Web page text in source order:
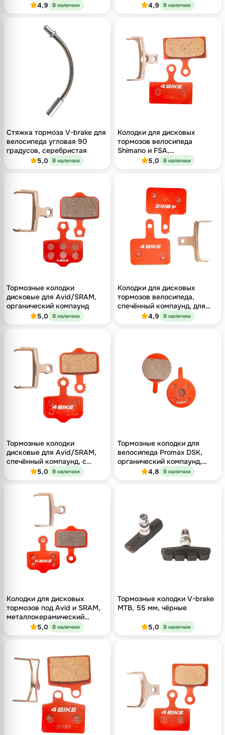
4,9 В наличии 4,9 В наличии
Стяжка тормоза V-brake для
велосипеда угловая 90
градусов, серебристая
5,0 В наличии
Колодки для дисковых
тормозов велосипеда
Shimano и FSA,
полуметаллический
5,0 В наличии
Тормозные колодки
дисковые для Avid/SRAM,
органический компаунд
5,0 В наличии
Колодки для дисковых
тормозов велосипеда,
спечённый компаунд, для
Shimano / Tektro / Promax /
4,9 В наличии
Тормозные колодки
дисковые для Avid/SRAM,
спечённый компаунд, с
металлическим
теплоотводом
5,0 В наличии
Тормозные колодки для
велосипеда Promax DSK,
органический компаунд,
дисковые4,8 В наличии
Колодки для дисковых
тормозов под Avid и SRAM,
металлокерамический
компаунд5,0 В наличии
Тормозные колодки V-brake
MTB, 55 мм, чёрные
5,0 В наличии